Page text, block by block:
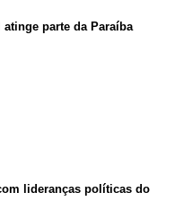
atinge parte da Paraíba
lideranças políticas do